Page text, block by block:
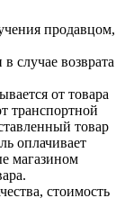
продавцом,
случае возврата
от товара
транспортной
товар
оплачивает
магазином
стоимость